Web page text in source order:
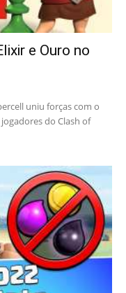
e Ouro no
uniu forças com o
do Clash of